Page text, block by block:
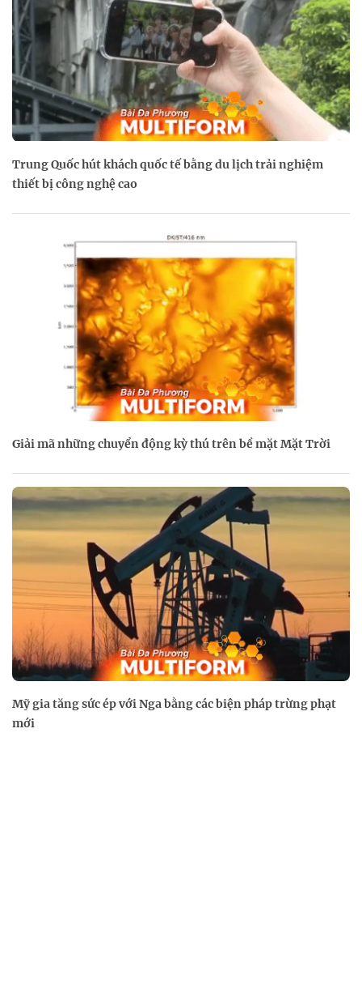
Trung Quốc hút khách quốc tế bằng du lịch trải nghiệm
thiết bị công nghệ cao
Giải mã những chuyển động kỳ thú trên bề mặt Mặt Trời
Mỹ gia tăng sức ép với Nga bằng các biện pháp trừng phạt
mới